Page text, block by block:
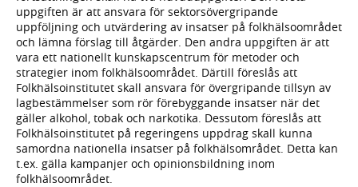
uppgiften är att ansvara för sektorsövergripande
uppföljning och utvärdering av insatser på folkhälsoområdet
och lämna förslag till åtgärder. Den andra uppgiften är att
vara ett nationellt kunskapscentrum för metoder och
strategier inom folkhälsoområdet. Därtill föreslås att
Folkhälsoinstitutet skall ansvara för övergripande tillsyn av
lagbestämmelser som rör förebyggande insatser när det
gäller alkohol, tobak och narkotika. Dessutom föreslås att
Folkhälsoinstitutet på regeringens uppdrag skall kunna
samordna nationella insatser på folkhälsområdet. Detta kan
t.ex. gälla kampanjer och opinionsbildning inom
folkhälsoområdet.